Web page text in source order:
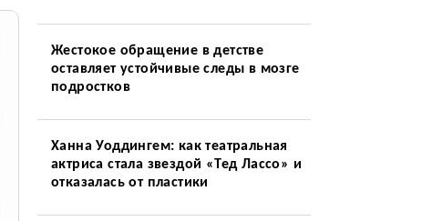
Жестокое обращение в детстве
оставляет устойчивые следы в мозге
подростков
Ханна Уоддингем: как театральная
актриса стала звездой «Тед Лассо» и
отказалась от пластики